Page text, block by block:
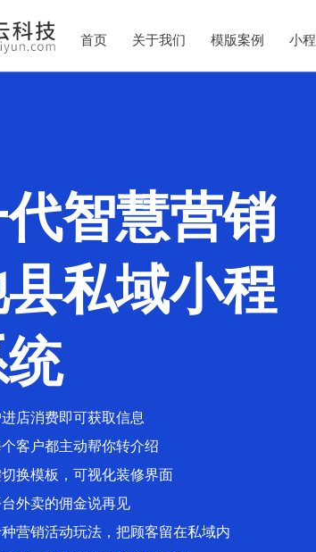
首页 关于我们 模版案例 小
智慧营销
私域小程
店消费即可获取信息
客户都主动帮你转介绍
换模板，可视化装修界面
外卖的佣金说再见
营销活动玩法，把顾客留在私域内